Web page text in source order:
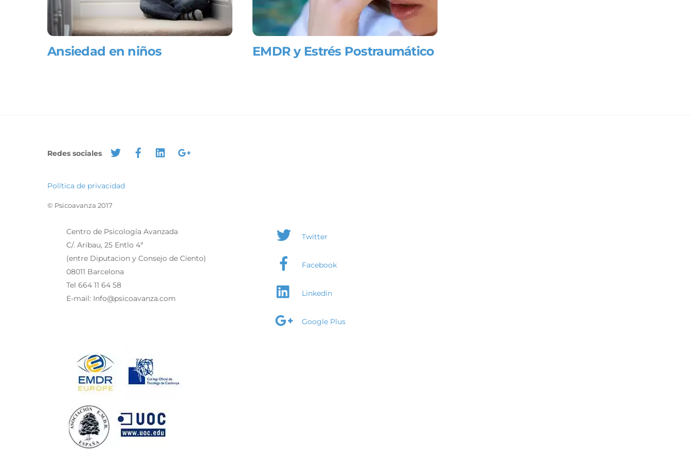
Ansiedad en niños EMDR y Estrés Postraumático
Redes sociales
Política de privacidad
© Psicoavanza 2017
Centro de Psicología Avanzada
C/. Aribau, 25 Entlo 4ª
(entre Diputacion y Consejo de Ciento)
08011 Barcelona
Tel 664 11 64 58
E-mail: Info@psicoavanza.com
Twitter
Facebook
Linkedin
Google Plus